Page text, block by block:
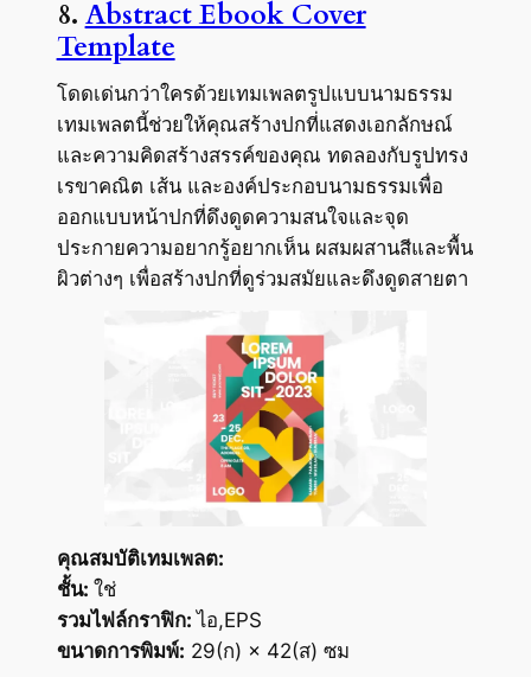
8. Abstract Ebook Cover
Template
โดดเด่นกว่าใครด้วยเทมเพลตรูปแบบนามธรรม
เทมเพลตนี้ช่วยให้คุณสร้างปกที่แสดงเอกลักษณ์
และความคิดสร้างสรรค์ของคุณ ทดลองกับรูปทรง
เรขาคณิต เส้น และองค์ประกอบนามธรรมเพื่อ
ออกแบบหน้าปกที่ดึงดูดความสนใจและจุด
ประกายความอยากรู้อยากเห็น ผสมผสานสีและพื้น
ผิวต่างๆ เพื่อสร้างปกที่ดูร่วมสมัยและดึงดูดสายตา
คุณสมบัติเทมเพลต:
ชั้น: ใช่
รวมไฟล์กราฟิก:ไอ,EPS
ขนาดการพิมพ์: 29(ก) × 42(ส) ซม